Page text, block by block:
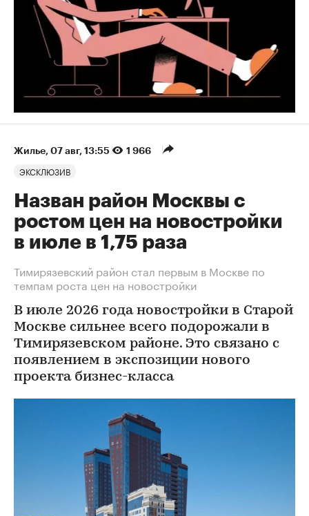
Жилье⁠, 07 авг, 13:55 1 966
ЭКСКЛЮЗИВ
Назван район Москвы с
ростом цен на новостройки
в июле в 1,75 раза
Тимирязевский район стал первым в Москве по
темпам роста цен на новостройки
В июле 2026 года новостройки в Старой
Москве сильнее всего подорожали в
Тимирязевском районе. Это связано с
появлением в экспозиции нового
проекта бизнес-класса